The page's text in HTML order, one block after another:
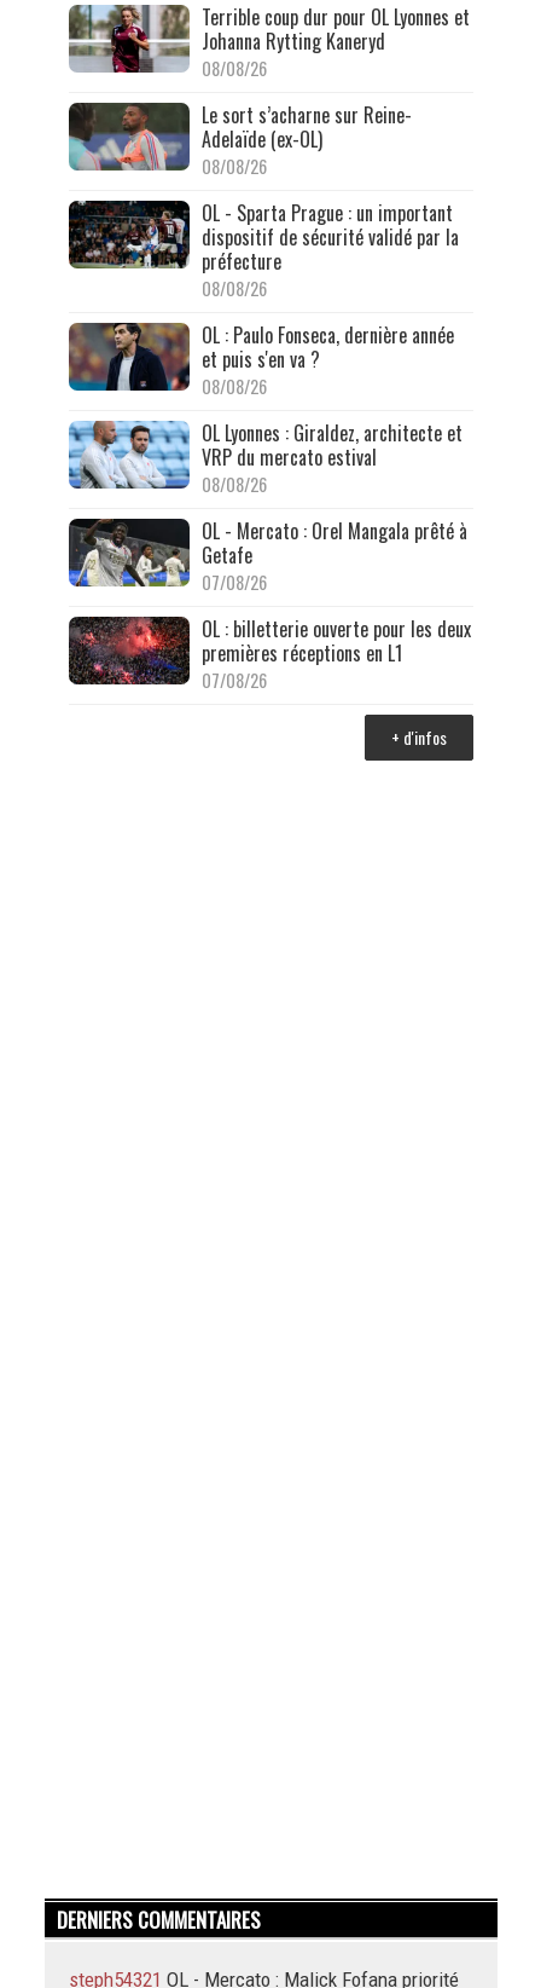
Terrible coup dur pour OL Lyonnes et
Johanna Rytting Kaneryd
08/08/26
Le sort s’acharne sur Reine-
Adelaïde (ex-OL)
08/08/26
OL - Sparta Prague : un important
dispositif de sécurité validé par la
préfecture
08/08/26
OL : Paulo Fonseca, dernière année
et puis s'en va ?
08/08/26
OL Lyonnes : Giraldez, architecte et
VRP du mercato estival
08/08/26
OL - Mercato : Orel Mangala prêté à
Getafe
07/08/26
OL : billetterie ouverte pour les deux
premières réceptions en L1
07/08/26
+ d'infos
DERNIERS COMMENTAIRES
steph54321 OL - Mercato : Malick Fofana priorité